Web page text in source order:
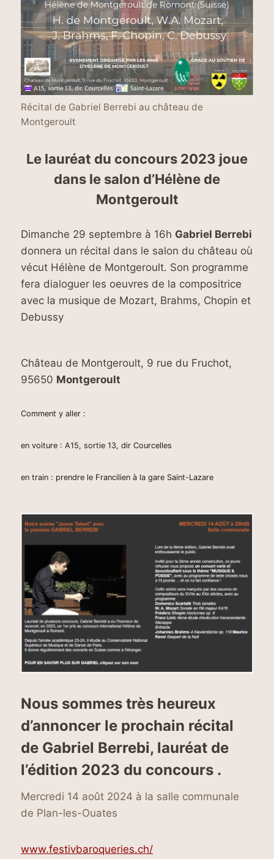
Récital de Gabriel Berrebi au château de
Montgeroult
Le lauréat du concours 2023 joue
dans le salon d’Hélène de
Montgeroult
Dimanche 29 septembre à 16h Gabriel Berrebi
donnera un récital dans le salon du château où
vécut Hélène de Montgeroult. Son programme
fera dialoguer les oeuvres de la compositrice
avec la musique de Mozart, Brahms, Chopin et
Debussy
Château de Montgeroult, 9 rue du Fruchot,
95650 Montgeroult
Comment y aller :
en voiture : A15, sortie 13, dir Courcelles
en train : prendre le Francilien à la gare Saint-Lazare
Nous sommes très heureux
d’annoncer le prochain récital
de Gabriel Berrebi, lauréat de
l’édition 2023 du concours .
Mercredi 14 août 2024 à la salle communale
de Plan-les-Ouates
www.festivbaroqueries.ch/